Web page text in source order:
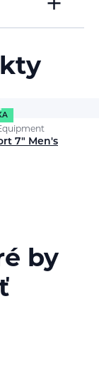
7" Men's
by